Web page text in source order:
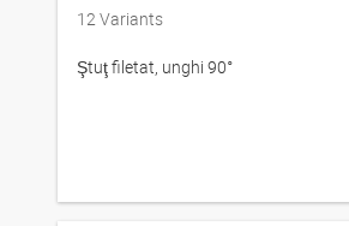
12 Variants
Ştuţ filetat, unghi 90°